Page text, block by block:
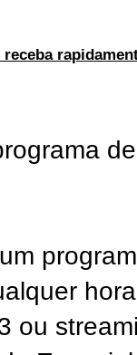
receba
ou